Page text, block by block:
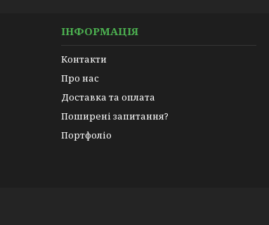
ІНФОРМАЦІЯ
Контакти
Про нас
Доставка та оплата
Поширені запитання?
Портфоліо